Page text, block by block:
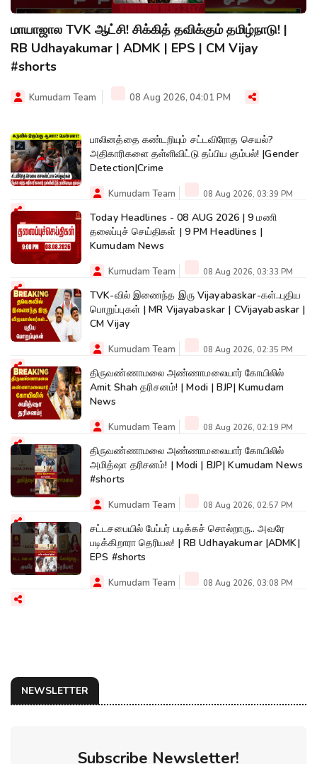
மாயாஜால TVK ஆட்சி! சிக்கித் தவிக்கும் தமிழ்நாடு! |
RB Udhayakumar | ADMK | EPS | CM Vijay
#shorts
Kumudam Team 08 Aug 2026, 04:01 PM
பாலினத்தை கண்டறியும் சட்டவிரோத செயல்?
அதிகாரிகளை தள்ளிவிட்டு தப்பிய கும்பல்! |Gender
Detection|Crime
Kumudam Team 08 Aug 2026, 03:39 PM
Today Headlines - 08 AUG 2026 | 9 மணி
தலைப்புச் செய்திகள் | 9 PM Headlines |
Kumudam News
Kumudam Team 08 Aug 2026, 03:33 PM
TVK-வில் இணைந்த இரு Vijayabaskar-கள்..புதிய
பொறுப்புகள் | MR Vijayabaskar | CVijayabaskar |
CM Vijay
Kumudam Team 08 Aug 2026, 02:35 PM
திருவண்ணாமலை அண்ணாமலையார் கோயிலில்
Amit Shah தரிசனம்! | Modi | BJP| Kumudam
News
Kumudam Team 08 Aug 2026, 02:19 PM
திருவண்ணாமலை அண்ணாமலையார் கோயிலில்
அமித்ஷா தரிசனம்! | Modi | BJP| Kumudam News
#shorts
Kumudam Team 08 Aug 2026, 02:57 PM
சட்டசபையில் பேப்பர் படிக்கச் சொல்றாரு.. அவரே
படிக்கிறாரா தெரியல! | RB Udhayakumar |ADMK|
EPS #shorts
Kumudam Team 08 Aug 2026, 03:08 PM
NEWSLETTER
Subscribe Newsletter!